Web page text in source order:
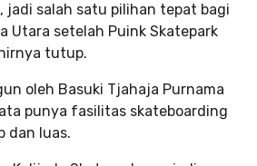
jadi salah satu pilihan tepat bagi
Utara setelah Puink Skatepark
tutup.
oleh Basuki Tjahaja Purnama
punya fasilitas skateboarding
dan luas.